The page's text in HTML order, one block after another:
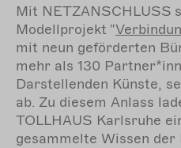
Mit NETZANSCHLUSS
Modellprojekt "
mit neun geförderten
mehr als 130
Darstellenden Künste,
ab. Zu diesem Anlass
TOLLHAUS Karlsruhe
gesammelte Wissen der